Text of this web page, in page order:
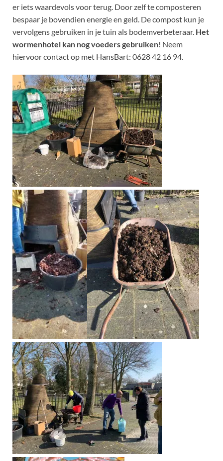
er iets waardevols voor terug. Door zelf te composteren
bespaar je bovendien energie en geld. De compost kun je
vervolgens gebruiken in je tuin als bodemverbeteraar. Het
wormenhotel kan nog voeders gebruiken! Neem
hiervoor contact op met HansBart: 0628 42 16 94.